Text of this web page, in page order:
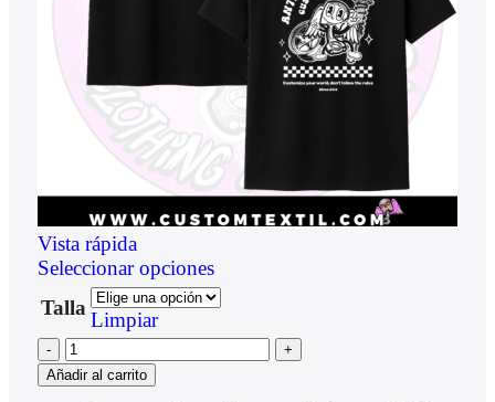
Vista rápida
Seleccionar opciones
Talla
Limpiar
Añadir al carrito